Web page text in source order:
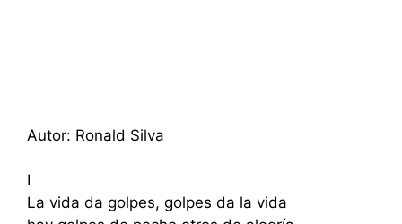
Autor: Ronald Silva
I
La vida da golpes, golpes da la vida